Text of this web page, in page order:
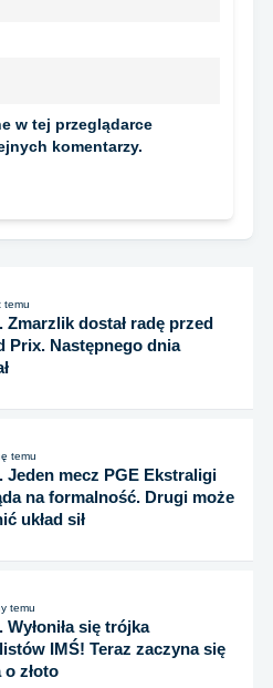
w tej przeglądarce
komentarzy.
temu
Zmarzlik dostał radę przed
Prix. Następnego dnia
temu
Jeden mecz PGE Ekstraligi
na formalność. Drugi może
układ sił
temu
Wyłoniła się trójka
IMŚ! Teraz zaczyna się
o złoto